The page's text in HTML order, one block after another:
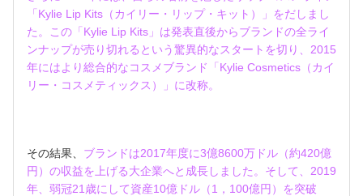
「Kylie Lip Kits（カイリー・リップ・キット）」をだしまし
た。この「Kylie Lip Kits」は発表直後からブランドの全ライ
ンナップが売り切れるという驚異的なスタートを切り、2015
年にはより総合的なコスメブランド「Kylie Cosmetics（カイ
リー・コスメティックス）」に改称。
その結果、 ブランドは2017年度に3億8600万ドル（約420億
円）の収益を上げる大企業へと成長しました。そして、2019
年、弱冠21歳にして資産10億ドル（1，100億円）を突破